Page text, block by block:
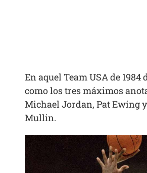
En aquel Team USA de 1984
como los tres máximos
Michael Jordan, Pat Ewing
Mullin.